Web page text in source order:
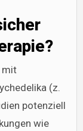
mit
(z.
potenziell
wie